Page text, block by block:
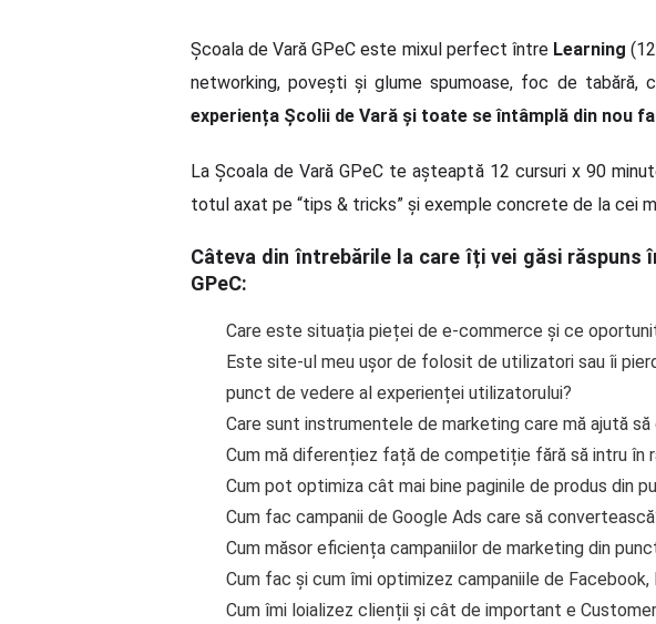
Școala de Vară GPeC este mixul perfect între Learning
networking, povești și glume spumoase, foc de
experiența Școlii de Vară și toate se întâmplă din nou
La Școala de Vară GPeC te așteaptă 12 cursuri x 90
totul axat pe “tips & tricks” și exemple concrete de la cei
Câteva din întrebările la care îți vei găsi răspuns
GPeC:
Care este situația pieței de e-commerce și ce
Este site-ul meu ușor de folosit de utilizatori sau îi
punct de vedere al experienței utilizatorului?
Care sunt instrumentele de marketing care mă ajută
Cum mă diferențiez față de competiție fără să intru în
Cum pot optimiza cât mai bine paginile de produs din
Cum fac campanii de Google Ads care să
Cum măsor eficiența campaniilor de marketing din
Cum fac și cum îmi optimizez campaniile de Facebook,
Cum îmi loializez clienții și cât de important e